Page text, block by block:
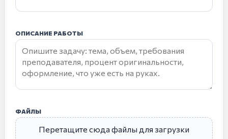
ОПИСАНИЕ РАБОТЫ
ФАЙЛЫ
Перетащите сюда файлы для загрузки